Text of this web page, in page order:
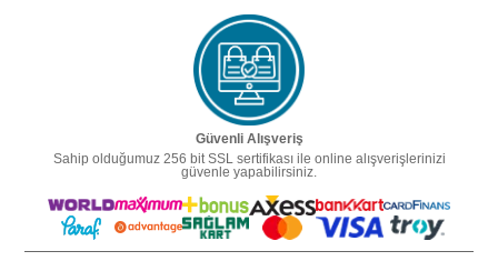
Güvenli Alışveriş
Sahip olduğumuz 256 bit SSL sertifikası ile online alışverişlerinizi
güvenle yapabilirsiniz.